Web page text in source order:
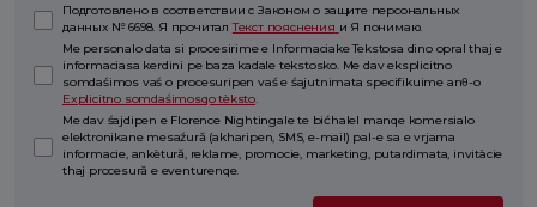
Подготовлено в соответствии с Законом о защите персональных
данных № 6698. Я прочиталТекст пояснения и Я понимаю.
Me personalo data si procesirime e Informaciake Tekstosa dino opral thaj e
informaciasa kerdini pe baza kadale tekstosko. Me dav eksplicitno
somdaśimos vaś o procesuripen vaś e śajutnimata specifikuime anθ-o
Explicitno somdaśimosqo tèksto.
Me dav śajdipen e Florence Nightingale te bićhalel manqe komersialo
elektronikane mesaźură (akharipen, SMS, e-mail) pal-e sa e vrjama
informacie, ankètură, reklame, promocie, marketing, putardimata, invitàcie
thaj procesură e eventurenqe.